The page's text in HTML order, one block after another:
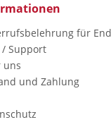
für
/ Support
uns
und Zahlung